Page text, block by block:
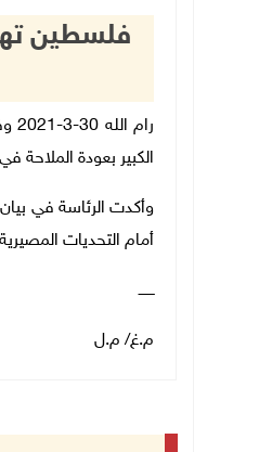
فلسطين
الكبير بعودة الملاحة
وأكدت الرئاسة في
أمام التحديات
ـــــــ
م.غ/ م.ل